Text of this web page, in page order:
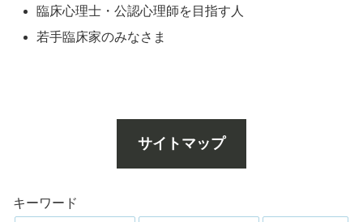
臨床心理士・公認心理師を目指す人
若手臨床家のみなさま
サイトマップ
キーワード